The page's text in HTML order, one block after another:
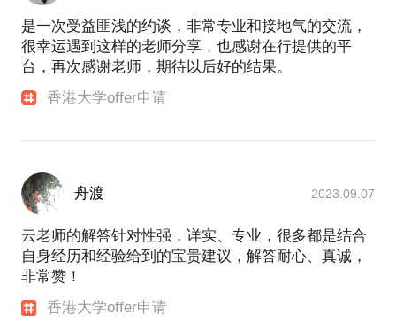
是一次受益匪浅的约谈，非常专业和接地气的交流，
很幸运遇到这样的老师分享，也感谢在行提供的平
台，再次感谢老师，期待以后好的结果。
香港大学offer申请
舟渡 2023.09.07
云老师的解答针对性强，详实、专业，很多都是结合
自身经历和经验给到的宝贵建议，解答耐心、真诚，
非常赞！
香港大学offer申请